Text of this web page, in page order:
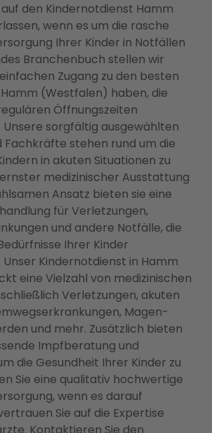
den Kindernotdienst Hamm
wenn es um die rasche
Ihrer Kinder in Notfällen
Branchenbuch stellen wir
Zugang zu den besten
(Westfalen) haben, die
Öffnungszeiten
sorgfältig ausgewählten
Fachkräfte stehen rund um die
in akuten Situationen zu
medizinischer Ausstattung
Ansatz bieten sie eine
für Verletzungen,
und andere Notfälle, die
Ihrer Kinder
Kindernotdienst in Hamm
eine Vielzahl von medizinischen
Verletzungen, akuten
Magen-
und mehr. Zusätzlich bieten
Impfberatung und
die Gesundheit Ihrer Kinder zu
Sie eine qualitativ hochwertige
wenn es darauf
Sie auf die Expertise